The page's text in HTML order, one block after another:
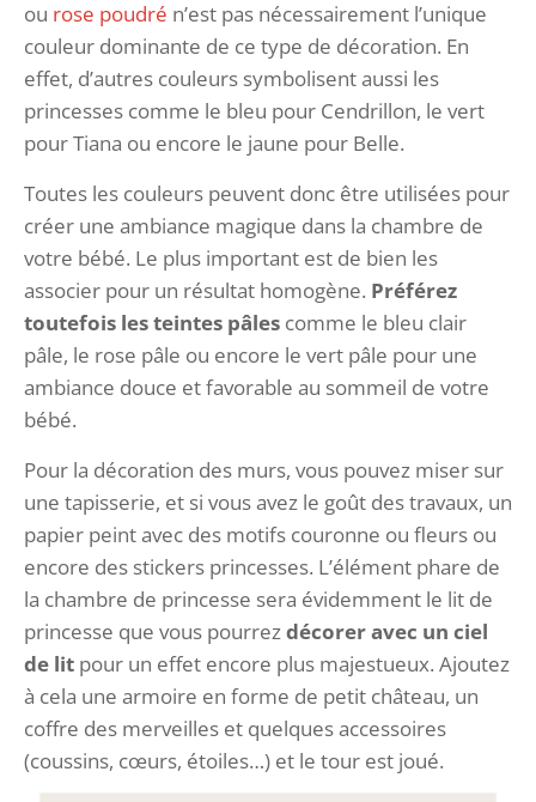
ou rose poudré n’est pas nécessairement l’unique
couleur dominante de ce type de décoration. En
effet, d’autres couleurs symbolisent aussi les
princesses comme le bleu pour Cendrillon, le vert
pour Tiana ou encore le jaune pour Belle.
Toutes les couleurs peuvent donc être utilisées pour
créer une ambiance magique dans la chambre de
votre bébé. Le plus important est de bien les
associer pour un résultat homogène. Préférez
toutefois les teintes pâles comme le bleu clair
pâle, le rose pâle ou encore le vert pâle pour une
ambiance douce et favorable au sommeil de votre
bébé.
Pour la décoration des murs, vous pouvez miser sur
une tapisserie, et si vous avez le goût des travaux, un
papier peint avec des motifs couronne ou fleurs ou
encore des stickers princesses. L’élément phare de
la chambre de princesse sera évidemment le lit de
princesse que vous pourrezdécorer avec un ciel
de lit pour un effet encore plus majestueux. Ajoutez
à cela une armoire en forme de petit château, un
coffre des merveilles et quelques accessoires
(coussins, cœurs, étoiles…) et le tour est joué.